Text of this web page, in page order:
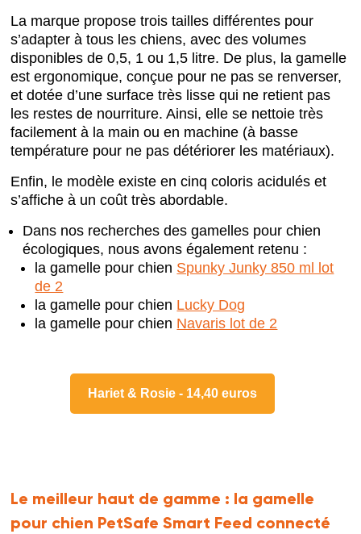
La marque propose trois tailles différentes pour
s’adapter à tous les chiens, avec des volumes
disponibles de 0,5, 1 ou 1,5 litre. De plus, la gamelle
est ergonomique, conçue pour ne pas se renverser,
et dotée d’une surface très lisse qui ne retient pas
les restes de nourriture. Ainsi, elle se nettoie très
facilement à la main ou en machine (à basse
température pour ne pas détériorer les matériaux).
Enfin, le modèle existe en cinq coloris acidulés et
s’affiche à un coût très abordable.
Dans nos recherches des gamelles pour chien
écologiques, nous avons également retenu :
la gamelle pour chien Spunky Junky 850 ml lot
de 2
la gamelle pour chien Lucky Dog
la gamelle pour chien Navaris lot de 2
Hariet & Rosie - 14,40 euros
Le meilleur haut de gamme : la gamelle
pour chien PetSafe Smart Feed connecté